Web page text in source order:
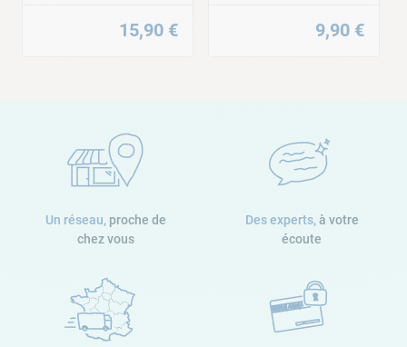
15,90 € 9,90 €
Un réseau, proche de
chez vous
Des experts, à votre
écoute